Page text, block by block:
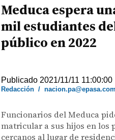
Meduca espera
mil estudiantes
público en 2022
Publicado 2021/11/11 11:00:00
Redacción /nacion.pa@epasa.com
Funcionarios del Meduca
matricular a sus hijos en los
cercanos al lugar de